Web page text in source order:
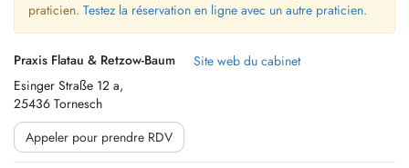
praticien. Testez la réservation en ligne avec un autre praticien.
Praxis Flatau & Retzow-Baum
Esinger Straße 12 a,
25436 Tornesch
Site web du cabinet
Appeler pour prendre RDV